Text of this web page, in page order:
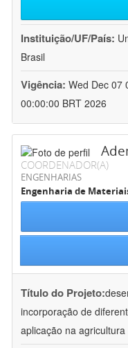
Instituição/UF/País:
Brasil
Vigência: Wed Dec 07
00:00:00 BRT 2026
COORDENADOR(A)
ENGENHARIAS
Engenharia de
Título do Projeto:
incorporação de
aplicação na agricultura